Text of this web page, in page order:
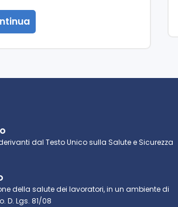
dal Testo Unico sulla Salute e Sicurezza
della salute dei lavoratori, in un ambiente di
D. Lgs. 81/08